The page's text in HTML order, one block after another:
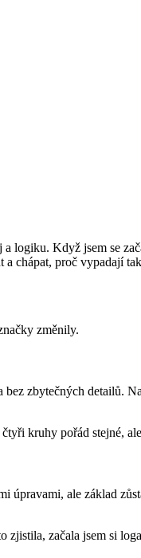
logiku. Když jsem se
a chápat, proč vypadají
změnily.
bez zbytečných detailů.
kruhy pořád stejné,
úpravami, ale základ
začala jsem si